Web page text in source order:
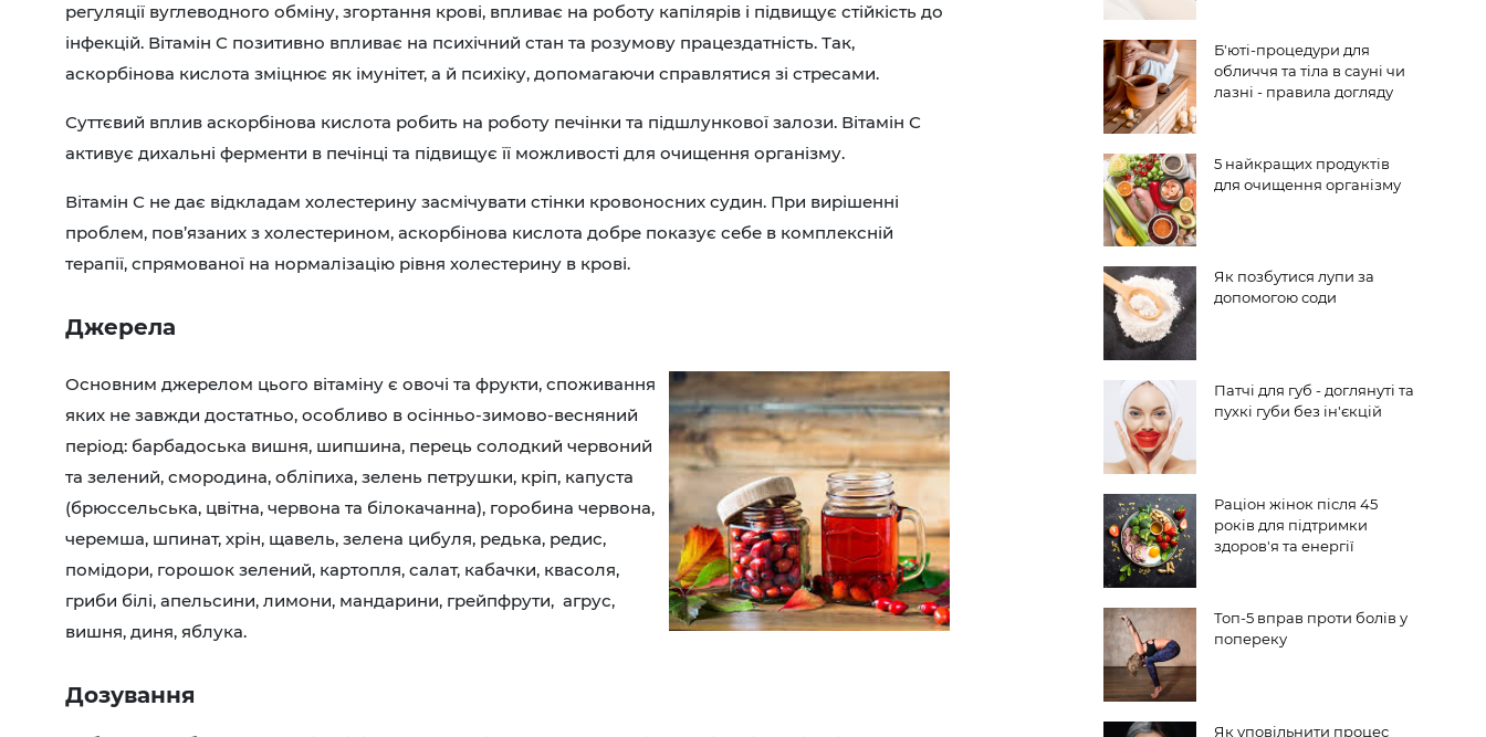
регуляції вуглеводного обміну, згортання крові, впливає на роботу капілярів і підвищує стійкість до
інфекцій. Вітамін С позитивно впливає на психічний стан та розумову працездатність. Так,
аскорбінова кислота зміцнює як імунітет, а й психіку, допомагаючи справлятися зі стресами.
Суттєвий вплив аскорбінова кислота робить на роботу печінки та підшлункової залози. Вітамін С
активує дихальні ферменти в печінці та підвищує її можливості для очищення організму.
Вітамін С не дає відкладам холестерину засмічувати стінки кровоносних судин. При вирішенні
проблем, пов’язаних з холестерином, аскорбінова кислота добре показує себе в комплексній
терапії, спрямованої на нормалізацію рівня холестерину в крові.
Джерела
Основним джерелом цього вітаміну є овочі та фрукти, споживання
яких не завжди достатньо, особливо в осінньо-зимово-весняний
період: барбадоська вишня, шипшина, перець солодкий червоний
та зелений, смородина, обліпиха, зелень петрушки, кріп, капуста
(брюссельська, цвітна, червона та білокачанна), горобина червона,
черемша, шпинат, хрін, щавель, зелена цибуля, редька, редис,
помідори, горошок зелений, картопля, салат, кабачки, квасоля,
гриби білі, апельсини, лимони, мандарини, грейпфрути, агрус,
вишня, диня, яблука.
Дозування
Б'юті-процедури для
обличчя та тіла в сауні чи
лазні - правила догляду
5 найкращих продуктів
для очищення організму
Як позбутися лупи за
допомогою соди
Патчі для губ - доглянуті та
пухкі губи без ін'єкцій
Раціон жінок після 45
років для підтримки
здоров'я та енергії
Топ-5 вправ проти болів у
попереку
Як уповільнити процес